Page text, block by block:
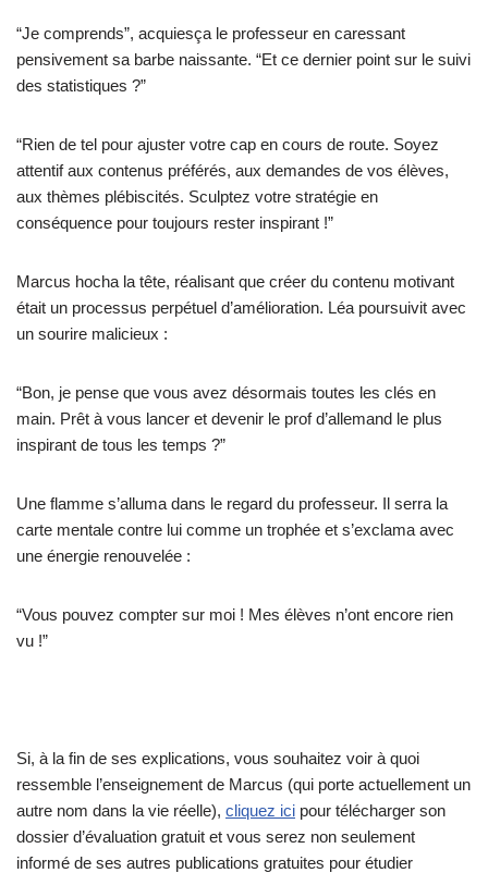
“Je comprends”, acquiesça le professeur en caressant
pensivement sa barbe naissante. “Et ce dernier point sur le suivi
des statistiques ?”
“Rien de tel pour ajuster votre cap en cours de route. Soyez
attentif aux contenus préférés, aux demandes de vos élèves,
aux thèmes plébiscités. Sculptez votre stratégie en
conséquence pour toujours rester inspirant !”
Marcus hocha la tête, réalisant que créer du contenu motivant
était un processus perpétuel d’amélioration. Léa poursuivit avec
un sourire malicieux :
“Bon, je pense que vous avez désormais toutes les clés en
main. Prêt à vous lancer et devenir le prof d’allemand le plus
inspirant de tous les temps ?”
Une flamme s’alluma dans le regard du professeur. Il serra la
carte mentale contre lui comme un trophée et s’exclama avec
une énergie renouvelée :
“Vous pouvez compter sur moi ! Mes élèves n’ont encore rien
vu !”
Si, à la fin de ses explications, vous souhaitez voir à quoi
ressemble l’enseignement de Marcus (qui porte actuellement un
autre nom dans la vie réelle), cliquez ici pour télécharger son
dossier d’évaluation gratuit et vous serez non seulement
informé de ses autres publications gratuites pour étudier